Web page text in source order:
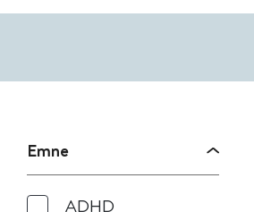
Emne
ADHD